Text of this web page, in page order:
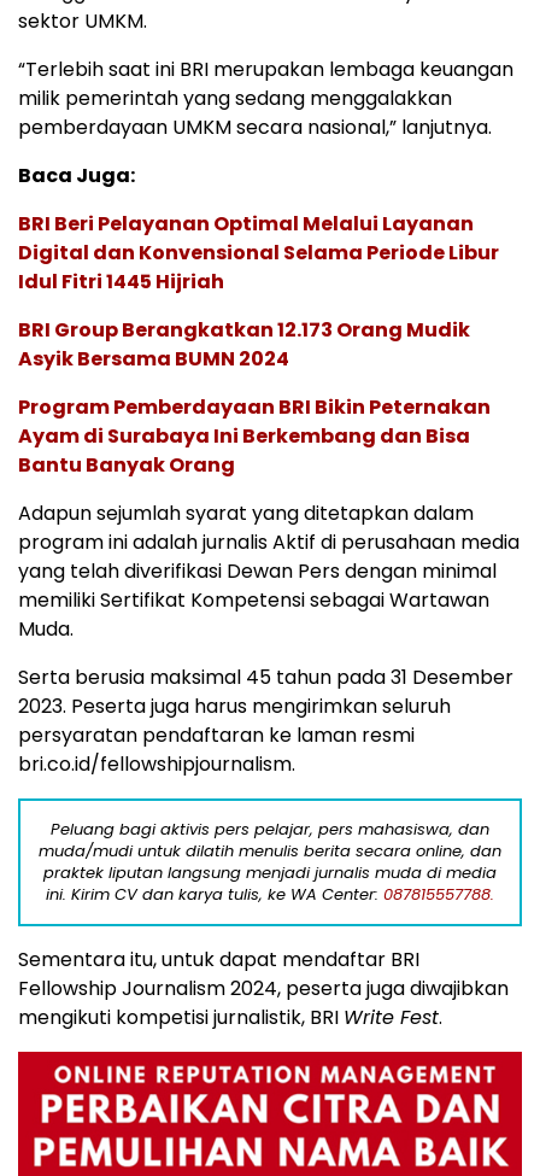
sektor UMKM.
“Terlebih saat ini BRI merupakan lembaga keuangan
milik pemerintah yang sedang menggalakkan
pemberdayaan UMKM secara nasional,” lanjutnya.
Baca Juga:
BRI Beri Pelayanan Optimal Melalui Layanan
Digital dan Konvensional Selama Periode Libur
Idul Fitri 1445 Hijriah
BRI Group Berangkatkan 12.173 Orang Mudik
Asyik Bersama BUMN 2024
Program Pemberdayaan BRI Bikin Peternakan
Ayam di Surabaya Ini Berkembang dan Bisa
Bantu Banyak Orang
Adapun sejumlah syarat yang ditetapkan dalam
program ini adalah jurnalis Aktif di perusahaan media
yang telah diverifikasi Dewan Pers dengan minimal
memiliki Sertifikat Kompetensi sebagai Wartawan
Muda.
Serta berusia maksimal 45 tahun pada 31 Desember
2023. Peserta juga harus mengirimkan seluruh
persyaratan pendaftaran ke laman resmi
bri.co.id/fellowshipjournalism.
Peluang bagi aktivis pers pelajar, pers mahasiswa, dan
muda/mudi untuk dilatih menulis berita secara online, dan
praktek liputan langsung menjadi jurnalis muda di media
ini. Kirim CV dan karya tulis, ke WA Center: 087815557788.
Sementara itu, untuk dapat mendaftar BRI
Fellowship Journalism 2024, peserta juga diwajibkan
mengikuti kompetisi jurnalistik, BRI Write Fest.